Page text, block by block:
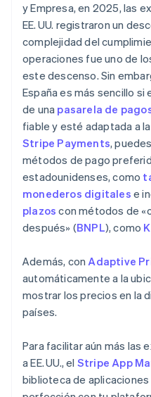
y Empresa, en 2025, las
EE. UU. registraron un
complejidad del
operaciones fue uno de
este descenso. Sin
España es más sencillo
de una pasarela de
fiable y esté adaptada a
Stripe Payments,
métodos de pago
estadounidenses, como
monederos digitales e
plazos con métodos de
después» (BNPL), como
Además, conAdaptive
automáticamente a la
mostrar los precios en la
países.
Para facilitar aún más las
a EE. UU., el Stripe App
biblioteca de